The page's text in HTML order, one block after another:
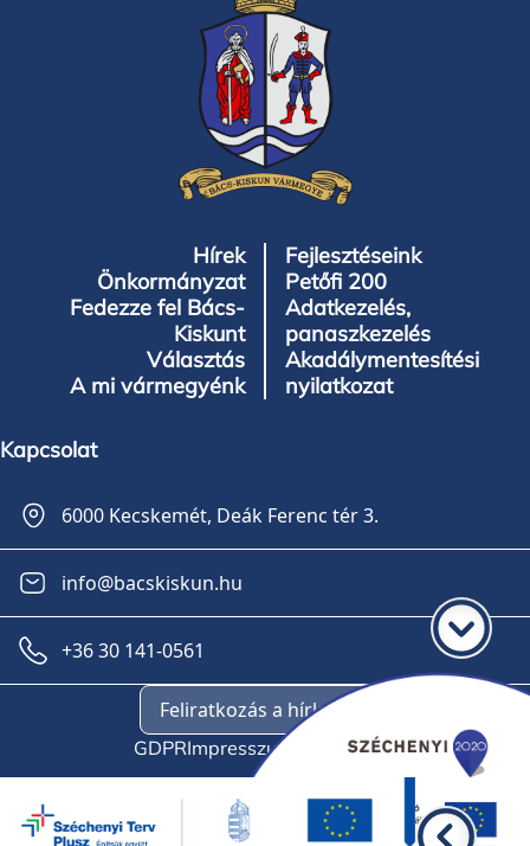
Hírek
Önkormányzat
Fedezze fel Bács-
Kiskunt
Választás
A mi vármegyénk
Fejlesztéseink
Petőfi 200
Adatkezelés,
panaszkezelés
Akadálymentesítési
nyilatkozat
Kapcsolat
6000 Kecskemét, Deák Ferenc tér 3.
info@bacskiskun.hu
+36 30 141-0561
Feliratkozás a hírlevélre
GDPRImpresszum Oldaltérkép